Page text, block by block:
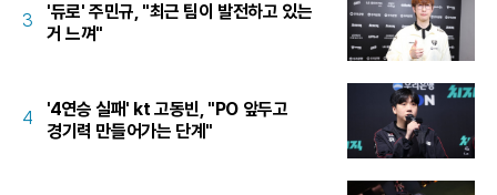
3
'듀로' 주민규, "최근 팀이 발전하고 있는
거 느껴"
4
'4연승 실패' kt 고동빈, "PO 앞두고
경기력 만들어가는 단계"